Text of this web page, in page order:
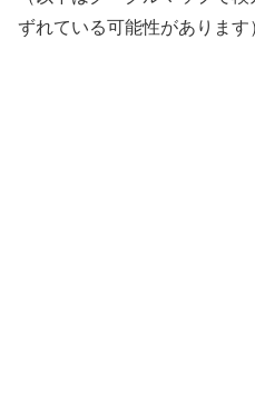
ずれている可能性があります